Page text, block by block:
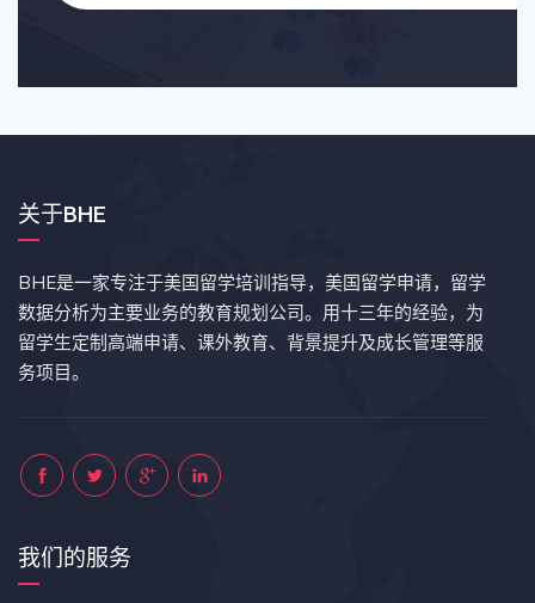
关于BHE
BHE是一家专注于美国留学培训指导，美国留学申请，留学
数据分析为主要业务的教育规划公司。用十三年的经验，为
留学生定制高端申请、课外教育、背景提升及成长管理等服
务项目。
我们的服务